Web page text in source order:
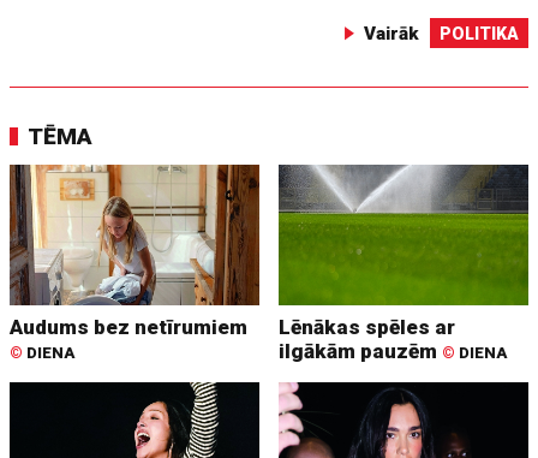
Vairāk POLITIKA
TĒMA
Audums bez netīrumiem
© DIENA
Lēnākas spēles ar
ilgākām pauzēm © DIENA